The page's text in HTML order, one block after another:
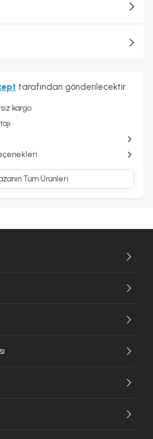
tarafından gönderilecektir.
kargo
Tüm Ürünleri